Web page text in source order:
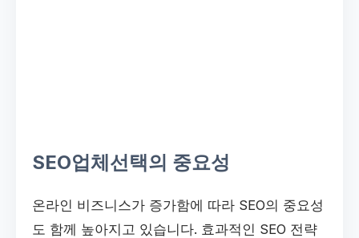
SEO업체선택의 중요성
온라인 비즈니스가 증가함에 따라 SEO의 중요성
도 함께 높아지고 있습니다. 효과적인 SEO 전략